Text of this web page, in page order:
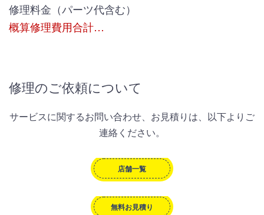
修理料金（パーツ代含む）
概算修理費用合計…
修理のご依頼について
サービスに関するお問い合わせ、お見積りは、以下よりご
連絡ください。
店舗一覧
無料お見積り